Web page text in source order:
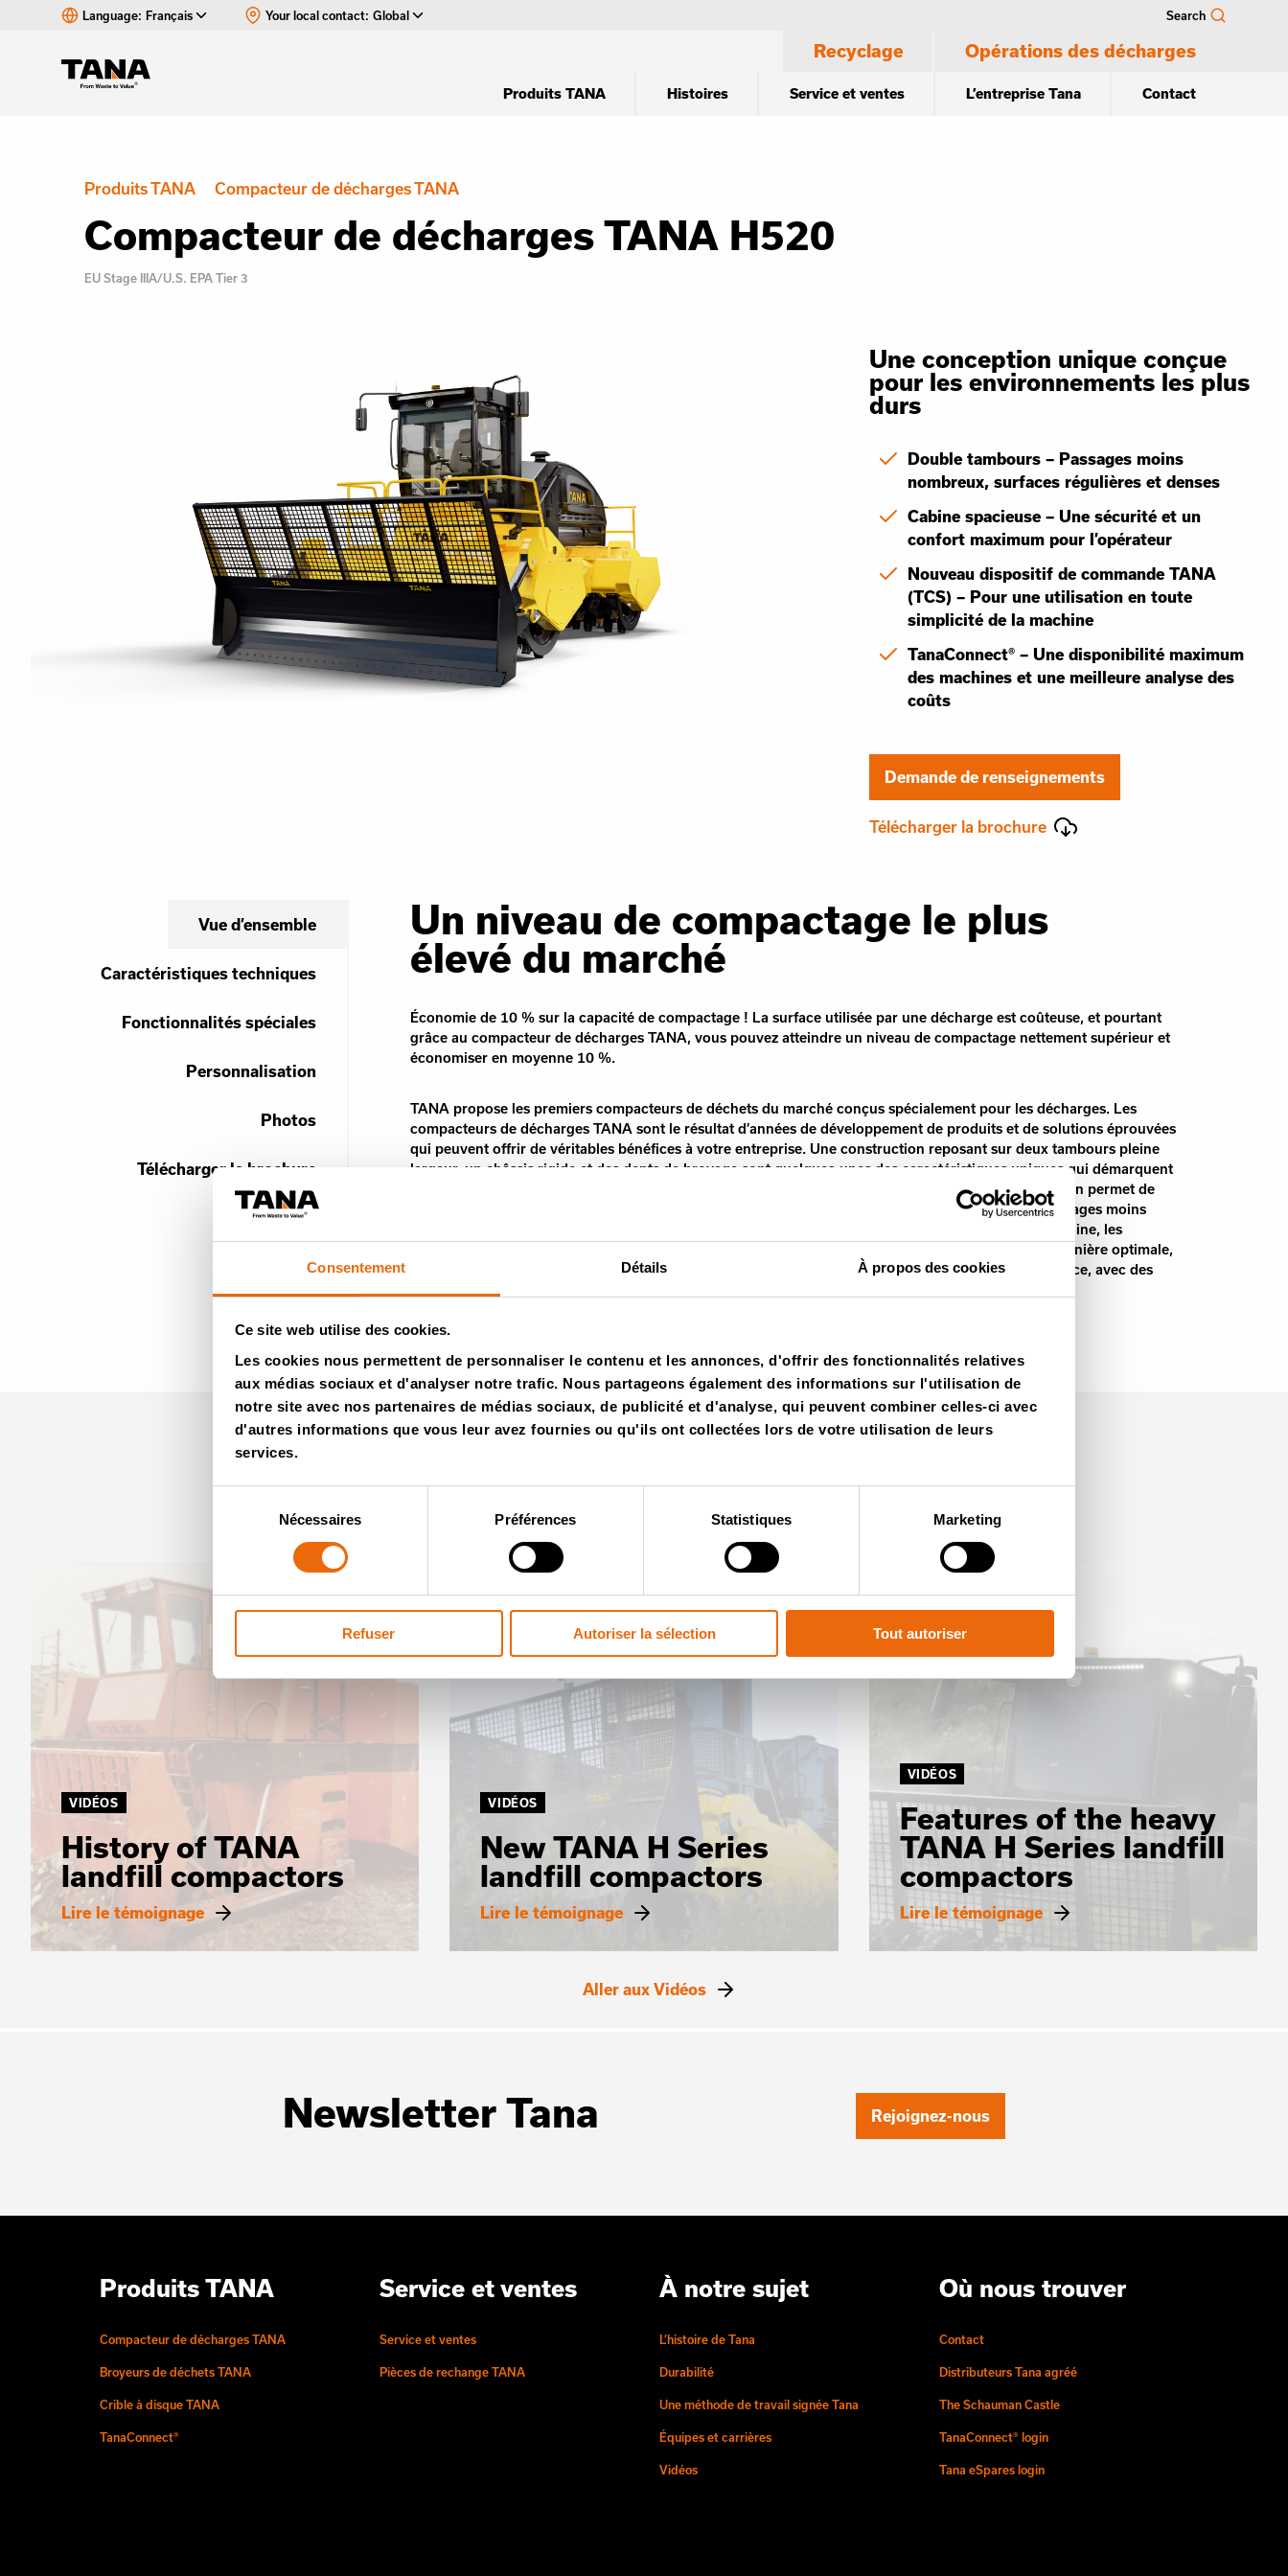
Consentement Détails À propos des cookies
Ce site web utilise des cookies.
Les cookies nous permettent de personnaliser le contenu et les annonces, d'offrir des fonctionnalités relatives
aux médias sociaux et d'analyser notre trafic. Nous partageons également des informations sur l'utilisation de
notre site avec nos partenaires de médias sociaux, de publicité et d'analyse, qui peuvent combiner celles-ci avec
d'autres informations que vous leur avez fournies ou qu'ils ont collectées lors de votre utilisation de leurs
services.
consentement
Nécessaires Préférences Statistiques Marketing
Refuser Autoriser la sélection Tout autoriser
Language: Français Your local contact: Global Search
Recyclage Opérations des décharges
Produits TANA Histoires Service et ventes L’entreprise Tana Contact
Produits TANA Compacteur de décharges TANA
Compacteur de décharges TANA H520
EU Stage IIIA/U.S. EPA Tier 3
Une conception unique conçue
pour les environnements les plus
durs
Double tambours – Passages moins
nombreux, surfaces régulières et denses
Cabine spacieuse – Une sécurité et un
confort maximum pour l’opérateur
Nouveau dispositif de commande TANA
(TCS) – Pour une utilisation en toute
simplicité de la machine
TanaConnect® – Une disponibilité maximum
des machines et une meilleure analyse des
coûts
Demande de renseignements
Télécharger la brochure
Vue d’ensemble
Caractéristiques techniques
Fonctionnalités spéciales
Personnalisation
Photos
Télécharger la brochure
Un niveau de compactage le plus
élevé du marché
Économie de 10 % sur la capacité de compactage ! La surface utilisée par une décharge est coûteuse, et pourtant
grâce au compacteur de décharges TANA, vous pouvez atteindre un niveau de compactage nettement supérieur et
économiser en moyenne 10 %.
TANA propose les premiers compacteurs de déchets du marché conçus spécialement pour les décharges. Les
compacteurs de décharges TANA sont le résultat d’années de développement de produits et de solutions éprouvées
qui peuvent offrir de véritables bénéfices à votre entreprise. Une construction reposant sur deux tambours pleine
largeur, un châssis rigide et des dents de broyage sont quelques-unes des caractéristiques uniques qui démarquent
clairement les compacteurs de décharges TANA de leurs concurrents sur le marché. Cette conception permet de
renforcer au maximum la disponibilité des opérations et de simplifier la maintenance. Avec des passages moins
nombreux, une excellente conductibilité ainsi qu’une gestion et un contrôle pur et simple de la machine, les
compacteurs de décharges TANA sont capables de gérer les déchets traités par les décharges de manière optimale,
offrant un meilleur niveau de compactage et une plus grande capacité de traitement des déchets, et ce, avec des
VIDÉOS
History of TANA
landfill compactors
Lire le témoignage
VIDÉOS
New TANA H Series
landfill compactors
Lire le témoignage
VIDÉOS
Features of the heavy
TANA H Series landfill
compactors
Lire le témoignage
Aller aux Vidéos
Newsletter Tana Rejoignez-nous
Produits TANA
Compacteur de décharges TANA
Broyeurs de déchets TANA
Crible à disque TANA
TanaConnect®
Service et ventes
Service et ventes
Pièces de rechange TANA
À notre sujet
L’histoire de Tana
Durabilité
Une méthode de travail signée Tana
Équipes et carrières
Vidéos
Où nous trouver
Contact
Distributeurs Tana agréé
The Schauman Castle
TanaConnect® login
Tana eSpares login